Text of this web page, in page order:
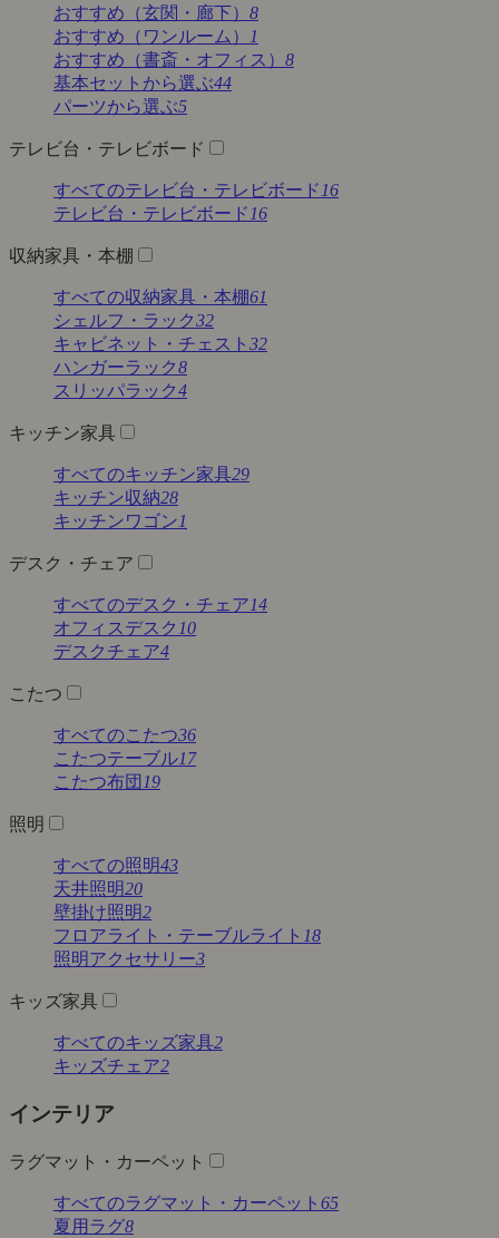
おすすめ（玄関・廊下） 8
おすすめ（ワンルーム）
1
おすすめ（書斎・オフィス） 8
基本セットから選ぶ44
パーツから選ぶ5
テレビ台・テレビボード
すべてのテレビ台・テレビボード 16
テレビ台・テレビボード 16
収納家具・本棚
すべての収納家具・本棚61
シェルフ・ラック32
キャビネット・チェスト 32
ハンガーラック8
スリッパラック4
キッチン家具
すべてのキッチン家具29
キッチン収納28
キッチンワゴン1
デスク・チェア
すべてのデスク・チェア14
オフィスデスク 10
デスクチェア4
こたつ
すべてのこたつ36
こたつテーブル17
こたつ布団 19
照明
すべての照明43
天井照明20
壁掛け照明2
フロアライト・テーブルライト 18
照明アクセサリー3
キッズ家具
すべてのキッズ家具2
キッズチェア2
インテリア
ラグマット・カーペット
すべてのラグマット・カーペット 65
夏用ラグ8